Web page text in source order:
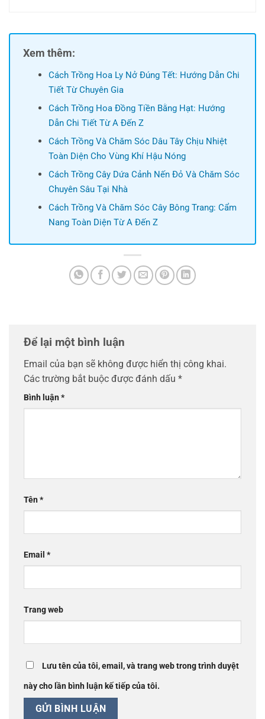
Xem thêm:
Cách Trồng Hoa Ly Nở Đúng Tết: Hướng Dẫn Chi
Tiết Từ Chuyên Gia
Cách Trồng Hoa Đồng Tiền Bằng Hạt: Hướng
Dẫn Chi Tiết Từ A Đến Z
Cách Trồng Và Chăm Sóc Dâu Tây Chịu Nhiệt
Toàn Diện Cho Vùng Khí Hậu Nóng
Cách Trồng Cây Dứa Cảnh Nến Đỏ Và Chăm Sóc
Chuyên Sâu Tại Nhà
Cách Trồng Và Chăm Sóc Cây Bông Trang: Cẩm
Nang Toàn Diện Từ A Đến Z
Để lại một bình luận
Email của bạn sẽ không được hiển thị công khai.
Các trường bắt buộc được đánh dấu *
Bình luận*
Tên*
Email *
Trang web
Lưu tên của tôi, email, và trang web trong trình duyệt
này cho lần bình luận kế tiếp của tôi.